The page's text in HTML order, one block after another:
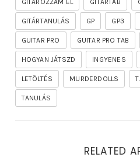
GITÁROZZAM EL GITÁRTAB
GITÁRTANULÁS GP GP3
GUITAR PRO GUITAR PRO TAB
HOGYAN JÁTSZD INGYENES
LETÖLTÉS MURDERDOLLS
TANULÁS
RELATED